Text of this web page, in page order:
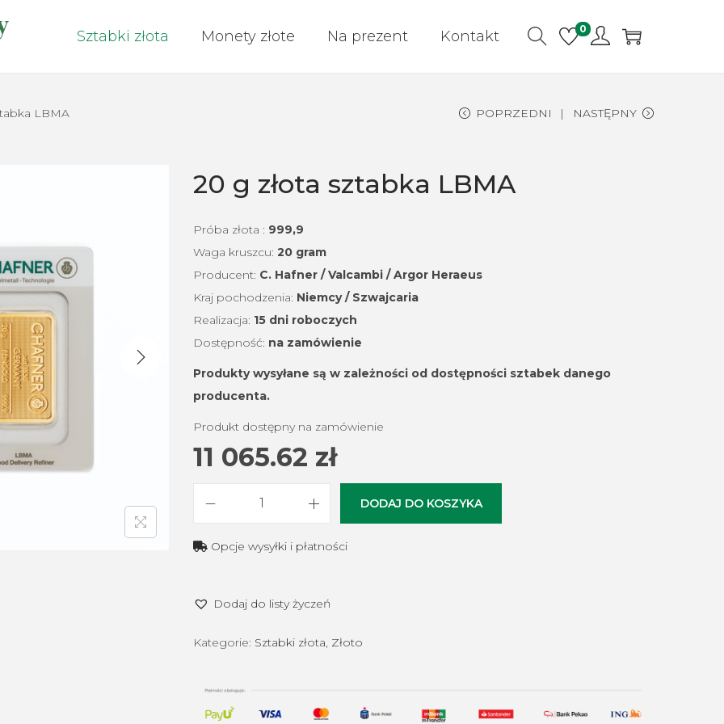
Sztabki złota Monety złote Na prezent Kontakt 0
LBMA POPRZEDNI NASTĘPNY
20 g złota sztabka LBMA
Próba złota : 999,9
Waga kruszcu: 20 gram
Producent: C. Hafner / Valcambi / Argor Heraeus
Kraj pochodzenia: Niemcy / Szwajcaria
Realizacja: 15 dni roboczych
Dostępność: na zamówienie
Produkty wysyłane są w zależności od dostępności sztabek danego
producenta.
Produkt dostępny na zamówienie
11 065.62 zł
ć
0
ł
DODAJ DO KOSZYKA
Opcje wysyłki i płatności
Dodaj do listy życzeń
Kategorie: Sztabki złota, Złoto